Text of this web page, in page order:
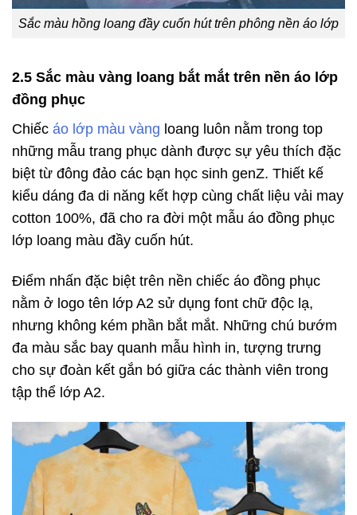
Sắc màu hồng loang đầy cuốn hút trên phông nền áo lớp
2.5 Sắc màu vàng loang bắt mắt trên nền áo lớp
đồng phục
Chiếc áo lớp màu vàng loang luôn nằm trong top
những mẫu trang phục dành được sự yêu thích đặc
biệt từ đông đảo các bạn học sinh genZ. Thiết kế
kiểu dáng đa di năng kết hợp cùng chất liệu vải may
cotton 100%, đã cho ra đời một mẫu áo đồng phục
lớp loang màu đầy cuốn hút.
Điểm nhấn đặc biệt trên nền chiếc áo đồng phục
nằm ở logo tên lớp A2 sử dụng font chữ độc lạ,
nhưng không kém phần bắt mắt. Những chú bướm
đa màu sắc bay quanh mẫu hình in, tượng trưng
cho sự đoàn kết gắn bó giữa các thành viên trong
tập thể lớp A2.